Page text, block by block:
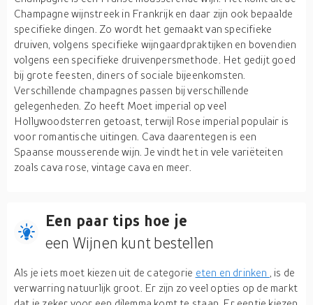
Champagne wijnstreek in Frankrijk en daar zijn ook bepaalde
specifieke dingen. Zo wordt het gemaakt van specifieke
druiven, volgens specifieke wijngaardpraktijken en bovendien
volgens een specifieke druivenpersmethode. Het gedijt goed
bij grote feesten, diners of sociale bijeenkomsten.
Verschillende champagnes passen bij verschillende
gelegenheden. Zo heeft Moet imperial op veel
Hollywoodsterren getoast, terwijl Rose imperial populair is
voor romantische uitingen. Cava daarentegen is een
Spaanse mousserende wijn. Je vindt het in vele variëteiten
zoals cava rose, vintage cava en meer.
Een paar tips hoe je
een Wijnen kunt bestellen
Als je iets moet kiezen uit de categorie eten en drinken
, is de
verwarring natuurlijk groot. Er zijn zo veel opties op de markt